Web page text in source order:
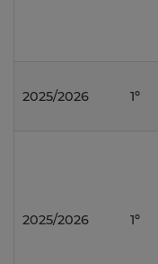
2025/2026 1º
2025/2026 1º